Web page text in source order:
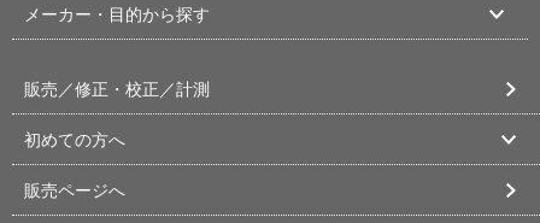
メーカー・目的から探す
販売／修正・校正／計測
初めての方へ
販売ページへ